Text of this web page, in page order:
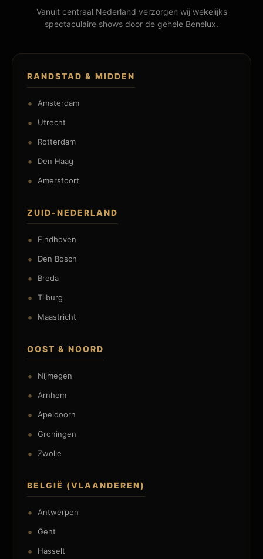
Vanuit centraal Nederland verzorgen wij wekelijks
spectaculaire shows door de gehele Benelux.
RANDSTAD & MIDDEN
Amsterdam
Utrecht
Rotterdam
Den Haag
Amersfoort
ZUID-NEDERLAND
Eindhoven
Den Bosch
Breda
Tilburg
Maastricht
OOST & NOORD
Nijmegen
Arnhem
Apeldoorn
Groningen
Zwolle
BELGIË (VLAANDEREN)
Antwerpen
Gent
Hasselt